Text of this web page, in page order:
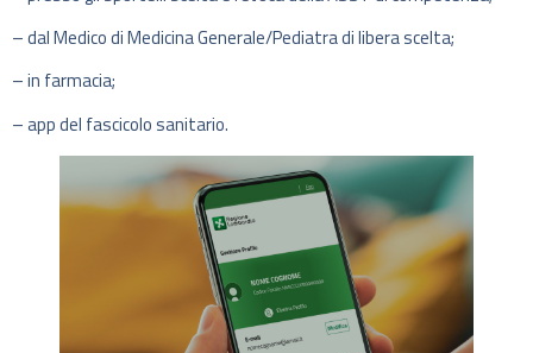
– dal Medico di Medicina Generale/Pediatra di libera scelta;
– in farmacia;
– app del fascicolo sanitario.